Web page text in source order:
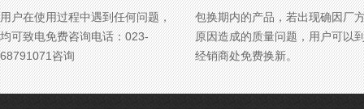
用户在使用过程中遇到任何问题，
均可致电免费咨询电话：023-
68791071咨询
包换期内的产品，若出现确因厂
原因造成的质量问题，用户可以
经销商处免费换新。